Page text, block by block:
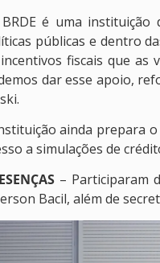
BRDE é uma
públicas e dentro
fiscais que as
dar esse apoio,
ainda prepara
a simulações de
– Participaram
Bacil, além de